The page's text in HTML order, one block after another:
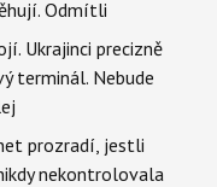
Odmítli
Ukrajinci precizně
terminál. Nebude
prozradí, jestli
nekontrolovala